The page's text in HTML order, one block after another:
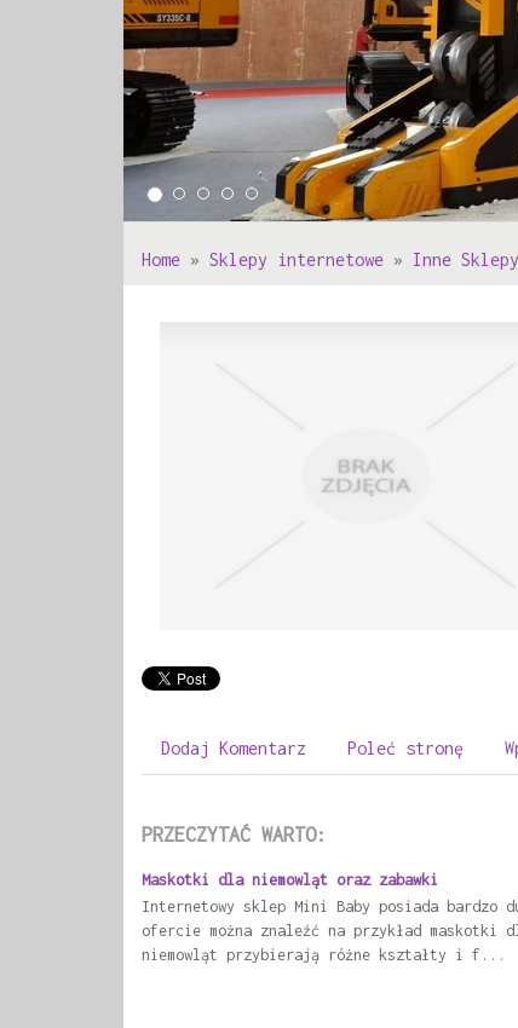
Home » Sklepy internetowe » Inne Sklepy
Dodaj Komentarz Poleć stronę
PRZECZYTAĆ WARTO:
Maskotki dla niemowląt oraz zabawki
Internetowy sklep Mini Baby posiada bardzo
ofercie można znaleźć na przykład maskotki
niemowląt przybierają różne kształty i f...